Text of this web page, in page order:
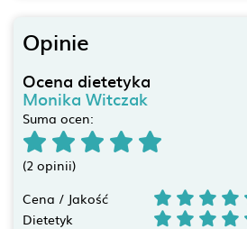
Opinie
Ocena dietetyka
Monika Witczak
Suma ocen:
(2 opinii)
Cena / Jakość
Dietetyk